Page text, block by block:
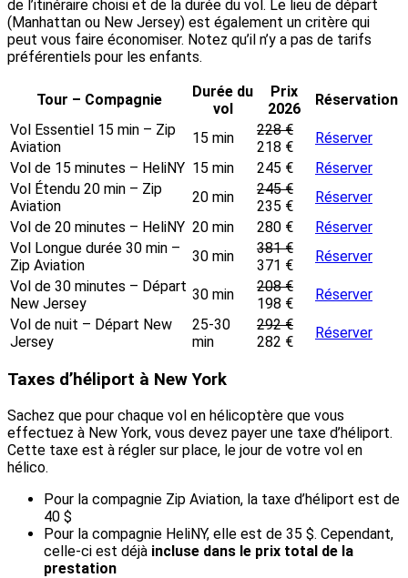
de l’itinéraire choisi et de la durée du vol. Le lieu de départ
(Manhattan ou New Jersey) est également un critère qui
peut vous faire économiser. Notez qu’il n’y a pas de tarifs
préférentiels pour les enfants.
Tour – Compagnie
Durée du
vol
Prix
2026
Réservation
Vol Essentiel 15 min – Zip
Aviation
15 min
228 €
218 €
Réserver
Vol de 15 minutes – HeliNY 15 min 245 €
Réserver
Vol Étendu 20 min – Zip
Aviation
20 min
245 €
235 €
Réserver
Vol de 20 minutes – HeliNY 20 min 280 €
Réserver
Vol Longue durée 30 min –
Zip Aviation
30 min
381 €
371 €
Réserver
Vol de 30 minutes – Départ
New Jersey
30 min
208 €
198 €
Réserver
Vol de nuit – Départ New
Jersey
25-30
min
292 €
282 €
Réserver
Taxes d’héliport à New York
Sachez que pour chaque vol en hélicoptère que vous
effectuez à New York, vous devez payer une taxe d’héliport.
Cette taxe est à régler sur place, le jour de votre vol en
hélico.
Pour la compagnie Zip Aviation, la taxe d’héliport est de
40 $
Pour la compagnie HeliNY, elle est de 35 $. Cependant,
celle-ci est déjà incluse dans le prix total de la
prestation